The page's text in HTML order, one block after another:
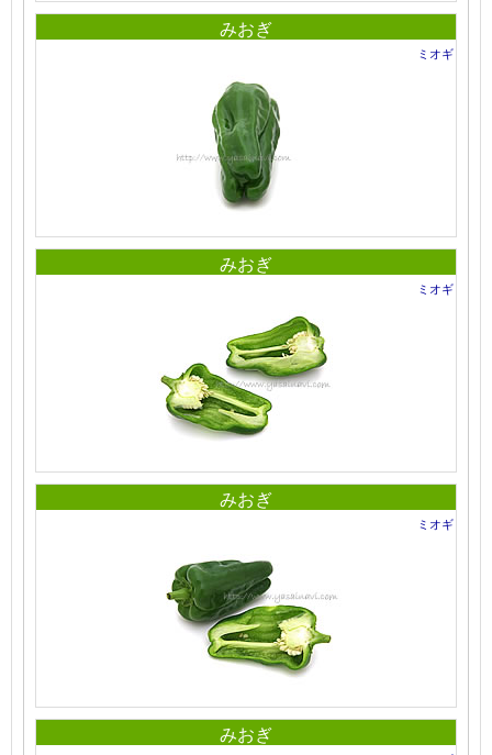
みおぎ
ミオギ
みおぎ
ミオギ
みおぎ
ミオギ
みおぎ